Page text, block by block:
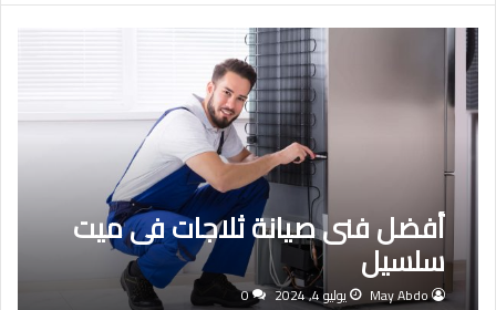
أفضل فنى صيانة ثلاجات فى ميت
سلسيل
May Abdo يوليو 4, 2024 0